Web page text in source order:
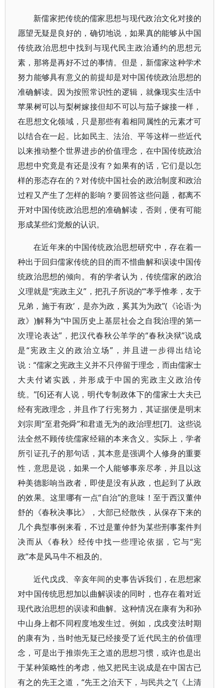
新儒家把传统的儒家思想与现代政治文化对接的
愿望无疑是良好的，确切地说，如果真的能够从中国
传统政治思想中找到与现代民主政治通约的思想元
素，那将是再好不过的事情。但是，新儒家这种学术
努力能够具有意义的前提却是对中国传统政治思想的
准确解读。因为按照常识性的逻辑，就像现实生活中
苹果树可以与梨树嫁接但却不可以与茄子嫁接一样，
在思想文化领域，只是那些有着相同属性的元素才可
以结合在一起。比如民主、法治、平等这样一些近代
以来推动整个世界进步的价值理念，在中国传统政治
思想中究竟是有还是没有？如果有的话，它们是以怎
样的形态存在的？对传统中国社会的政治制度和政治
过程又产生了怎样的影响？要回答这些问题，都离不
开对中国传统政治思想的准确解读，否则，便有可能
形成某些幻觉般的认识。
在近年来的中国传统政治思想研究中，存在着一
种出于回归儒家传统的目的而不惜曲解和误读中国传
统政治思想的倾向。有的学者认为，传统儒家的政治
义理就是“宪政主义”，把孔子所说的“‘孝乎惟孝，友于
兄弟，施于有政’，是亦为政，奚其为为政”(《论语·为
政》)解释为“中国历史上基层社会之自我治理的第一
次理论表达”，把汉代春秋公羊学的“春秋决狱”说成
是“宪政主义的政治立场”，并且进一步得出结论
说：“儒家之宪政主义并不只停留于理念，而由儒家士
大夫付诸实践，并形成于中国的宪政主义政治传
统。”[6]还有人说，明代专制政体下的儒家士大夫已
经有宪政理念，并且作了行宪努力，其证据便是明末
刘宗周“至君尧舜”和君道无为的政治理想[7]。这些说
法全然不顾传统儒家经籍的本来含义。实际上，学者
所引证孔子的那句话，其本意是强调个人修身的重要
性，意思是说，如果一个人能够事亲尽孝，并且以这
种美德影响当政者，即使是没有从政，也起到了从政
的效果。这里哪有一点“自治”的意味！至于西汉董仲
舒的《春秋决事比》，大部已经散佚，从保存下来的
几个典型事例来看，不过是董仲舒为某些刑事案件判
决而从《春秋》经传中找一些理论依据，它与“宪
政”本是风马牛不相及的。
近代戊戌、辛亥年间的史事告诉我们，在思想家
对中国传统思想加以曲解误读的同时，也存在着对近
现代政治思想的误读和曲解。这种情况在康有为和孙
中山身上都不同程度地发生过。例如，戊戌变法时期
的康有为，当时他无疑已经接受了近代民主的价值理
念，可是出于推崇先王之道的思想习惯，或许也是出
于某种策略性的考虑，他又把民主说成是在中国古已
有之的先王之道，“先王之治天下，与民共之”(《上清